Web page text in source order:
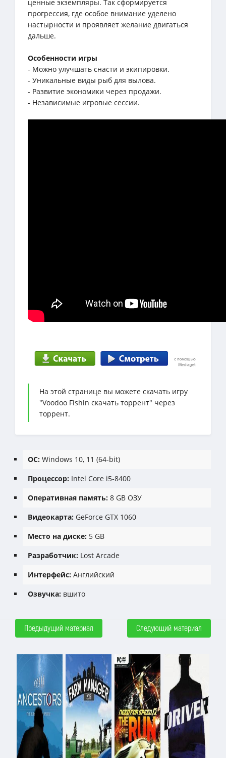
ценные экземпляры. Так сформируется
прогрессия, где особое внимание уделено
настырности и проявляет желание двигаться
дальше.
Особенности игры
- Можно улучшать снасти и экипировки.
- Уникальные виды рыб для вылова.
- Развитие экономики через продажи.
- Независимые игровые сессии.
На этой странице вы можете скачать игру
"Voodoo Fishin скачать торрент" через
торрент.
ОС: Windows 10, 11 (64-bit)
Процессор: Intel Core i5-8400
Оперативная память: 8 GB ОЗУ
Видеокарта: GeForce GTX 1060
Место на диске: 5 GB
Разработчик: Lost Arcade
Интерфейс: Английский
Озвучка: вшито
Предыдущий материал Следующий материал